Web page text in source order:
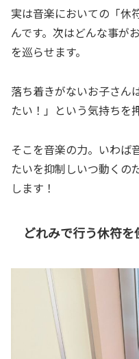
実は音楽においての「休
んです。次はどんな事が
を巡らせます。
落ち着きがないお子さん
たい！」という気持ちを
そこを音楽の力。いわば
たいを抑制しいつ動くの
します！
どれみで行う休符